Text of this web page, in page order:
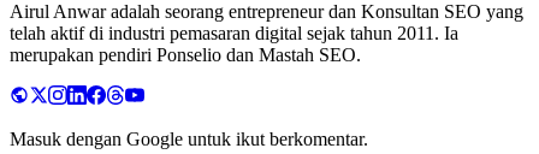
Airul Anwar adalah seorang entrepreneur dan Konsultan SEO yang
telah aktif di industri pemasaran digital sejak tahun 2011. Ia
merupakan pendiri Ponselio dan Mastah SEO.
Masuk dengan Google untuk ikut berkomentar.